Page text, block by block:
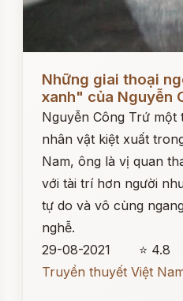
Những giai thoại
xanh" của Nguyễn
Nguyễn Công Trứ một
nhân vật kiệt xuất
Nam, ông là vị quan
với tài trí hơn người
tự do và vô cùng
nghễ.
29-08-2021
⭐ 4.8
Truyền thuyết Việt